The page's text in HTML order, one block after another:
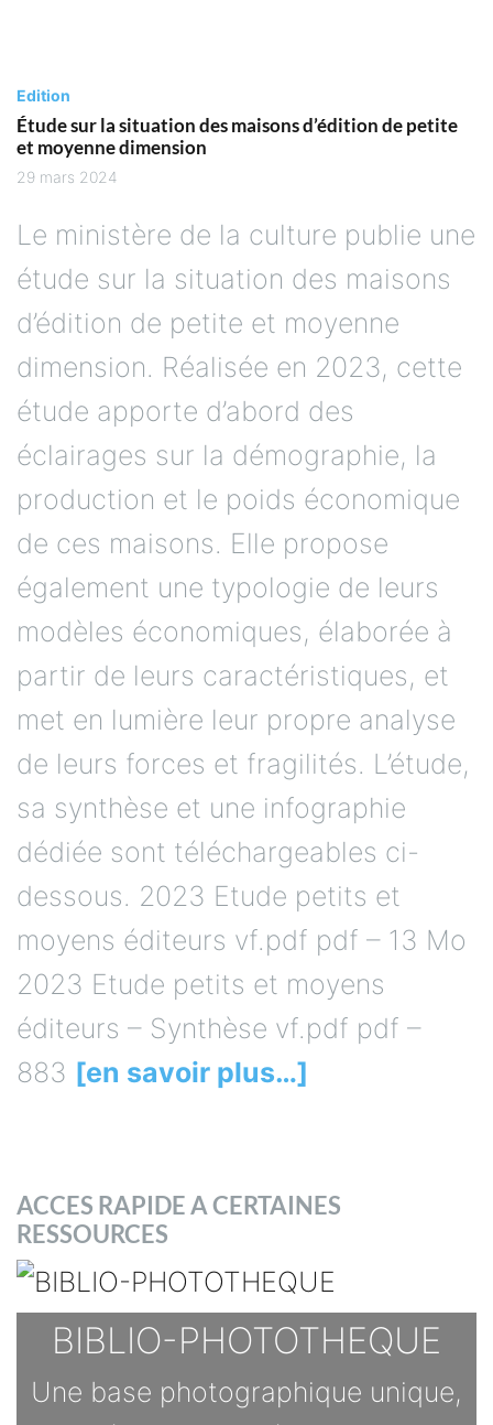
Edition
Étude sur la situation des maisons d’édition de petite
et moyenne dimension
29 mars 2024
Le ministère de la culture publie une
étude sur la situation des maisons
d’édition de petite et moyenne
dimension. Réalisée en 2023, cette
étude apporte d’abord des
éclairages sur la démographie, la
production et le poids économique
de ces maisons. Elle propose
également une typologie de leurs
modèles économiques, élaborée à
partir de leurs caractéristiques, et
met en lumière leur propre analyse
de leurs forces et fragilités. L’étude,
sa synthèse et une infographie
dédiée sont téléchargeables ci-
dessous. 2023 Etude petits et
moyens éditeurs vf.pdf pdf – 13 Mo
2023 Etude petits et moyens
éditeurs – Synthèse vf.pdf pdf –
883 [en savoir plus…]
ACCES RAPIDE A CERTAINES
RESSOURCES
BIBLIO-PHOTOTHEQUE
Une base photographique unique,